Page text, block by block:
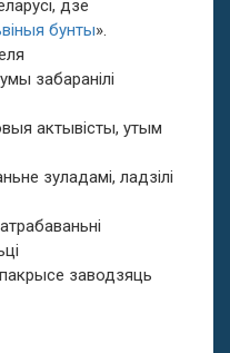
дзе
бунты».
забаранілі
актывісты, утым
зуладамі, ладзілі
заводзяць